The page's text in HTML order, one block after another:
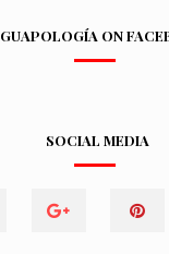
GUAPOLOGÍA ON
SOCIAL MEDIA